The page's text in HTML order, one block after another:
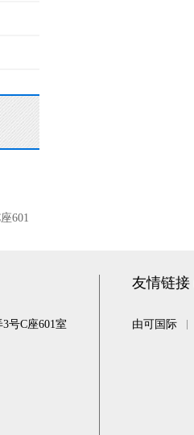
601
号C座601室
友情链接
由可国际